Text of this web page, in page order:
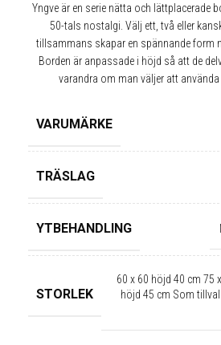
Yngve är en serie nätta och lättplacerade
50-tals nostalgi. Välj ett, två eller
tillsammans skapar en spännande form
Borden är anpassade i höjd så att de
varandra om man väljer att
VARUMÄRKE
TRÄSLAG
YTBEHANDLING
STORLEK
60 x 60 höjd 40 cm 75
höjd 45 cm Som